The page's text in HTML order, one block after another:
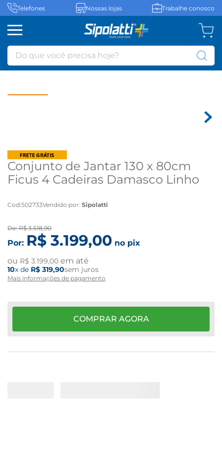
Telefones Nossas lojas Trabalhe conosco
Do que você precisa hoje?
Conjunto de Jantar 130 x 80cm
Ficus 4 Cadeiras Damasco Linho
Cod:502733Vendido por: Sipolatti
De:R$ 3.518,90
Por: R$ 3.199,00 no pix
ou R$ 3.199,00 em até
10x de R$ 319,90sem juros
Mais informações de pagamento
COMPRAR AGORA